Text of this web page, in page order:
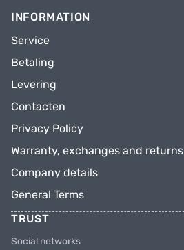
INFORMATION
Service
Betaling
Levering
Contacten
Privacy Policy
Warranty, exchanges and returns
Company details
General Terms
TRUST
Social networks